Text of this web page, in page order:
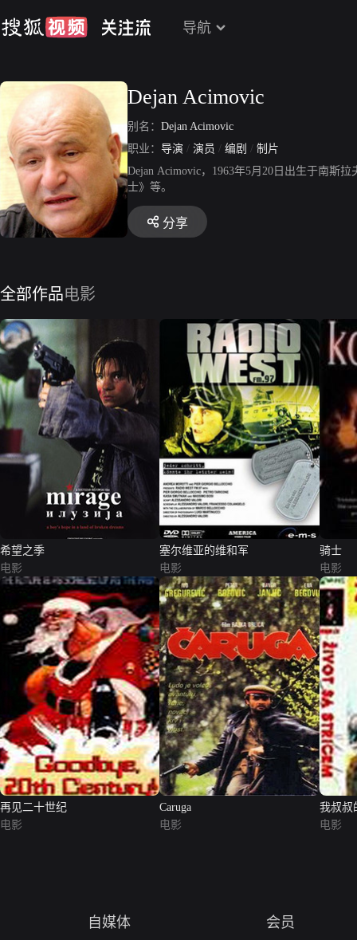
导航
Dejan Acimovic
别名： Dejan Acimovic
职业： 导演 / 演员 / 编剧 / 制片
Dejan Acimovic，1963年5月20日出生于南斯
士》等。
分享
全部作品电影
希望之季
电影
塞尔维亚的维和军
电影
骑士
电影
再见二十世纪
电影
Caruga
电影
我叔叔
电影
自媒体 会员